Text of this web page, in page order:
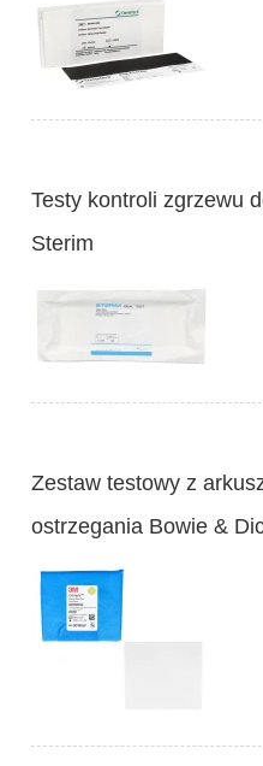
Testy kontroli zgrzewu
Sterim
Zestaw testowy z
ostrzegania Bowie &